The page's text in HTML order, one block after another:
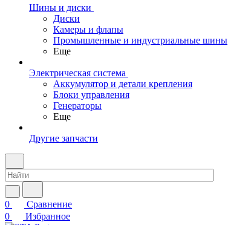
Шины и диски
Диски
Камеры и флапы
Промышленные и индустриальные шины
Еще
Электрическая система
Аккумулятор и детали крепления
Блоки управления
Генераторы
Еще
Другие запчасти
0
Сравнение
0
Избранное